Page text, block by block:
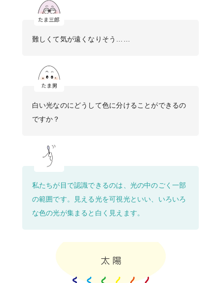
難しくて気が遠くなりそう……
白い光なのにどうして色に分けることができるの
ですか？
私たちが目で認識できるのは、光の中のごく一部
の範囲です。見える光を可視光といい、いろいろ
な色の光が集まると白く見えます。